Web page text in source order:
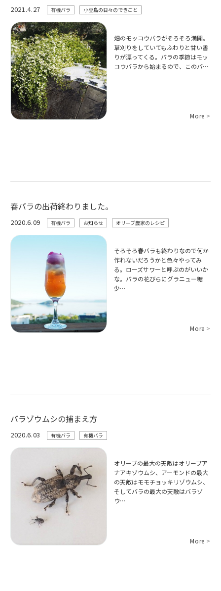
2021.4.27 有機バラ 小豆島の日々のできごと
畑のモッコウバラがそろそろ満開。
草刈りをしていてもふわりと甘い香
りが漂ってくる。バラの季節はモッ
コウバラから始まるので、このバ…
More >
春バラの出荷終わりました。
2020.6.09 有機バラ お知らせ オリーブ農家のレシピ
そろそろ春バラも終わりなので何か
作れないだろうかと色々やってみ
る。ローズサワーと呼ぶのがいいか
な。バラの花びらにグラニュー糖
少…
More >
バラゾウムシの捕まえ方
2020.6.03 有機バラ 有機バラ
オリーブの最大の天敵はオリーブア
ナアキゾウムシ、アーモンドの最大
の天敵はモモチョッキリゾウムシ、
そしてバラの最大の天敵はバラゾ
ウ…
More >